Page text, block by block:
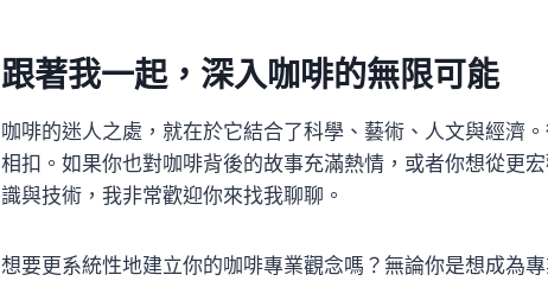
跟著我一起，深入咖啡的無限可能
咖啡的迷人之處，就在於它結合了科學、藝術、人文與經濟
相扣。如果你也對咖啡背後的故事充滿熱情，或者你想從更
識與技術，我非常歡迎你來找我聊聊。
想要更系統性地建立你的咖啡專業觀念嗎？無論你是想成為